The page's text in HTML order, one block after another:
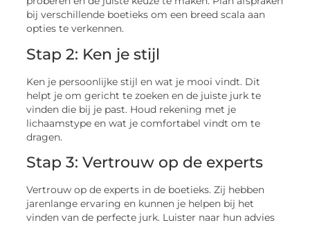
bij verschillende boetieks om een breed scala aan
opties te verkennen.
Stap 2: Ken je stijl
Ken je persoonlijke stijl en wat je mooi vindt. Dit
helpt je om gericht te zoeken en de juiste jurk te
vinden die bij je past. Houd rekening met je
lichaamstype en wat je comfortabel vindt om te
dragen.
Stap 3: Vertrouw op de experts
Vertrouw op de experts in de boetieks. Zij hebben
jarenlange ervaring en kunnen je helpen bij het
vinden van de perfecte jurk. Luister naar hun advies